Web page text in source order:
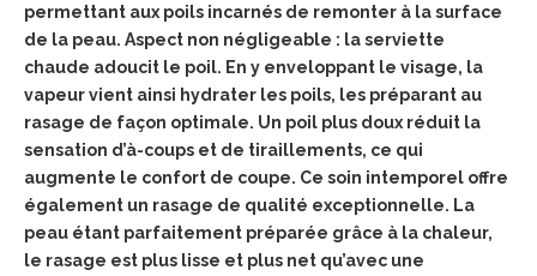
permettant aux poils incarnés de remonter à la surface
de la peau. Aspect non négligeable : la serviette
chaude adoucit le poil. En y enveloppant le visage, la
vapeur vient ainsi hydrater les poils, les préparant au
rasage de façon optimale. Un poil plus doux réduit la
sensation d’à-coups et de tiraillements, ce qui
augmente le confort de coupe. Ce soin intemporel offre
également un rasage de qualité exceptionnelle. La
peau étant parfaitement préparée grâce à la chaleur,
le rasage est plus lisse et plus net qu’avec une